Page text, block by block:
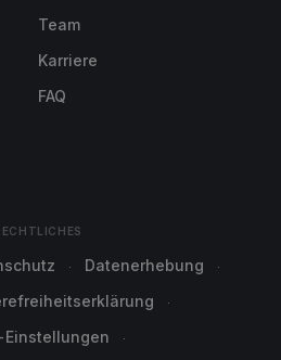
Team
Karriere
FAQ
Datenerhebung